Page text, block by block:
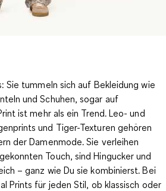
Sie tummeln sich auf Bekleidung wie
und Schuhen, sogar auf
ist mehr als ein Trend. Leo- und
und Tiger-Texturen gehören
der Damenmode. Sie verleihen
Touch, sind Hingucker und
– ganz wie Du sie kombinierst. Bei
Prints für jeden Stil, ob klassisch oder